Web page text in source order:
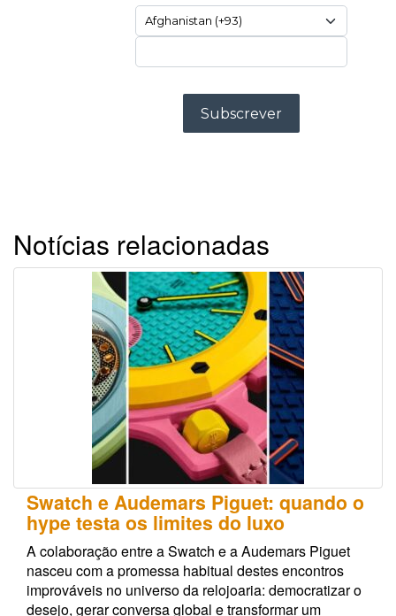
Notícias relacionadas
Swatch e Audemars Piguet: quando o
hype testa os limites do luxo
A colaboração entre a Swatch e a Audemars Piguet
nasceu com a promessa habitual destes encontros
improváveis no universo da relojoaria: democratizar o
desejo, gerar conversa global e transformar um